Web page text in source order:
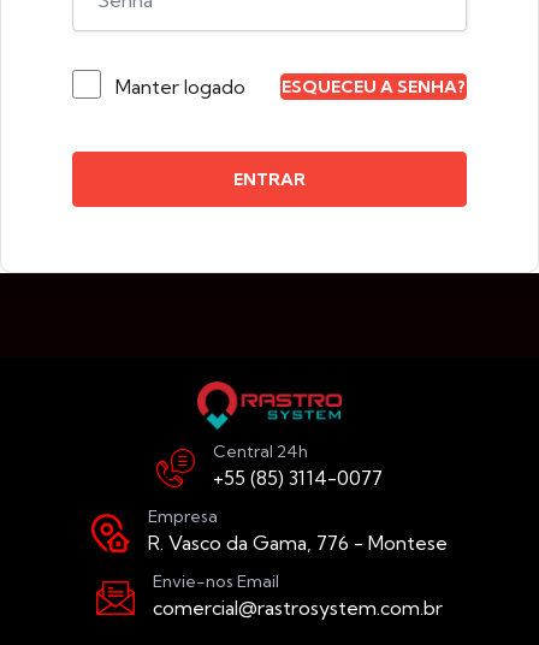
Manter logado ESQUECEU A SENHA?
ENTRAR
Central 24h
+55 (85) 3114-0077
Empresa
R. Vasco da Gama, 776 - Montese
Envie-nos Email
comercial@rastrosystem.com.br